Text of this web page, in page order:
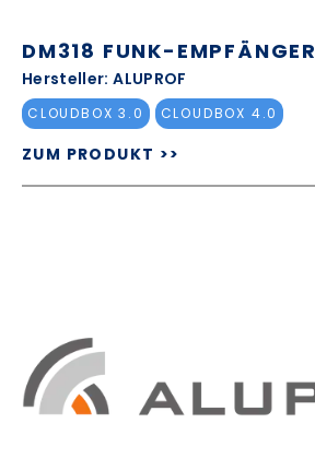
DM318 FUNK-EMPFÄNGER
Hersteller: ALUPROF
CLOUDBOX 3.0 CLOUDBOX 4.0
ZUM PRODUKT >>